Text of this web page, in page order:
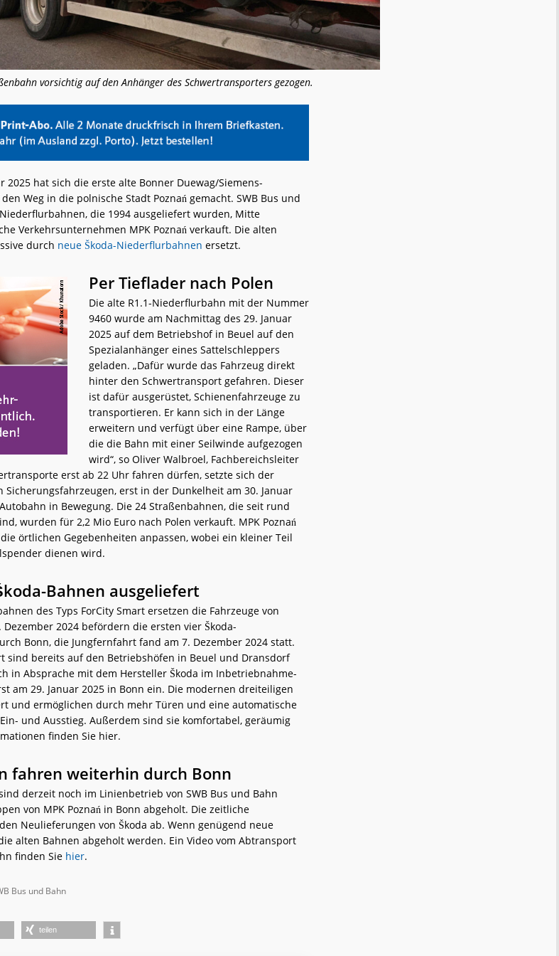
vorsichtig auf den Anhänger des Schwertransporters gezogen.
2025 hat sich die erste alte Bonner Duewag/Siemens-
Weg in die polnische Stadt Poznań gemacht. SWB Bus und
die 1994 ausgeliefert wurden, Mitte
Verkehrsunternehmen MPK Poznań verkauft. Die alten
durch neue Škoda-Niederflurbahnen ersetzt.
Per Tieflader nach Polen
Die alte R1.1-Niederflurbahn mit der Nummer
9460 wurde am Nachmittag des 29. Januar
2025 auf dem Betriebshof in Beuel auf den
Spezialanhänger eines Sattelschleppers
geladen. „Dafür wurde das Fahrzeug direkt
hinter den Schwertransport gefahren. Dieser
ist dafür ausgerüstet, Schienenfahrzeuge zu
transportieren. Er kann sich in der Länge
erweitern und verfügt über eine Rampe, über
die die Bahn mit einer Seilwinde aufgezogen
wird“, so Oliver Walbroel, Fachbereichsleiter
erst ab 22 Uhr fahren dürfen, setzte sich der
Sicherungsfahrzeugen, erst in der Dunkelheit am 30. Januar
in Bewegung. Die 24 Straßenbahnen, die seit rund
wurden für 2,2 Mio Euro nach Polen verkauft. MPK Poznań
örtlichen Gegebenheiten anpassen, wobei ein kleiner Teil
dienen wird.
Bahnen ausgeliefert
des Typs ForCity Smart ersetzen die Fahrzeuge von
Dezember 2024 befördern die ersten vier Škoda-
Bonn, die Jungfernfahrt fand am 7. Dezember 2024 statt.
sind bereits auf den Betriebshöfen in Beuel und Dransdorf
in Absprache mit dem Hersteller Škoda im Inbetriebnahme-
am 29. Januar 2025 in Bonn ein. Die modernen dreiteiligen
und ermöglichen durch mehr Türen und eine automatische
und Ausstieg. Außerdem sind sie komfortabel, geräumig
finden Sie hier.
fahren weiterhin durch Bonn
derzeit noch im Linienbetrieb von SWB Bus und Bahn
von MPK Poznań in Bonn abgeholt. Die zeitliche
Neulieferungen von Škoda ab. Wenn genügend neue
alten Bahnen abgeholt werden. Ein Video vom Abtransport
finden Sie hier.
Bus und Bahn
teilen